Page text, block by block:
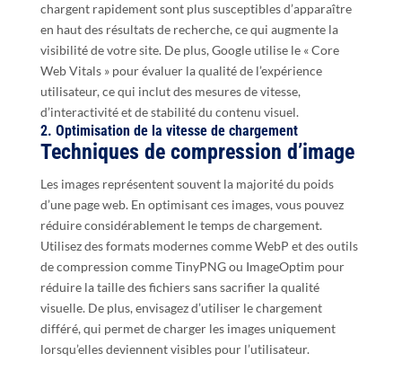
chargent rapidement sont plus susceptibles d’apparaître
en haut des résultats de recherche, ce qui augmente la
visibilité de votre site. De plus, Google utilise le « Core
Web Vitals » pour évaluer la qualité de l’expérience
utilisateur, ce qui inclut des mesures de vitesse,
d’interactivité et de stabilité du contenu visuel.
2. Optimisation de la vitesse de chargement
Techniques de compression d’image
Les images représentent souvent la majorité du poids
d’une page web. En optimisant ces images, vous pouvez
réduire considérablement le temps de chargement.
Utilisez des formats modernes comme WebP et des outils
de compression comme TinyPNG ou ImageOptim pour
réduire la taille des fichiers sans sacrifier la qualité
visuelle. De plus, envisagez d’utiliser le chargement
différé, qui permet de charger les images uniquement
lorsqu’elles deviennent visibles pour l’utilisateur.